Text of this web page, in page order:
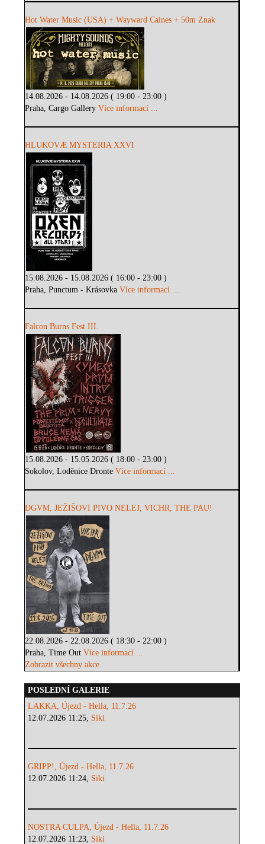
Hot Water Music (USA) + Wayward Caines + 50m Znak
14.08.2026 - 14.08.2026 ( 19:00 - 23:00 )
Praha, Cargo GalleryVíce informací ...
HLUKOVÆ MYSTERIA XXVI
15.08.2026 - 15.08.2026 ( 16:00 - 23:00 )
Praha, Punctum - KrásovkaVíce informací ...
Falcon Burns Fest III.
15.08.2026 - 15.05.2026 ( 18:00 - 23:00 )
Sokolov, Loděnice DronteVíce informací ...
DGVM, JEŽIŠOVI PIVO NELEJ, VICHR, THE PAU!
22.08.2026 - 22.08.2026 ( 18:30 - 22:00 )
Praha, Time OutVíce informací ...
Zobrazit všechny akce
POSLEDNÍ GALERIE
LAKKA, Újezd - Hella, 11.7.26
12.07.2026 11:25, Siki
GRIPP!, Újezd - Hella, 11.7.26
12.07.2026 11:24, Siki
NOSTRA CULPA, Újezd - Hella, 11.7.26
12.07.2026 11:23, Siki